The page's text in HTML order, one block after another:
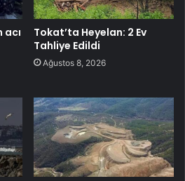
acı
Tokat’ta Heyelan: 2 Ev
Tahliye Edildi
Ağustos 8, 2026